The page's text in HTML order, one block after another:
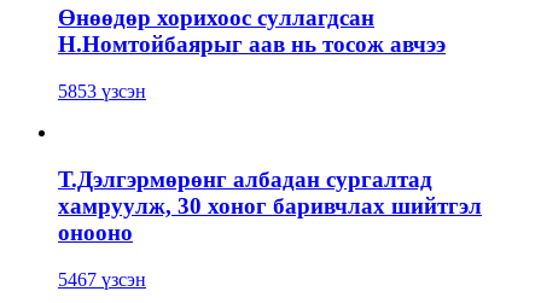
Өнөөдөр хорихоос суллагдсан
Н.Номтойбаярыг аав нь тосож авчээ
5853 үзсэн
Т.Дэлгэрмөрөнг албадан сургалтад
хамруулж, 30 хоног баривчлах шийтгэл
онооно
5467 үзсэн